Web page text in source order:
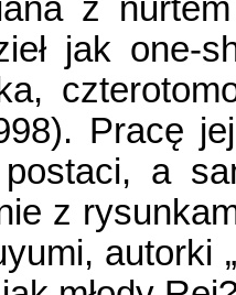
z
jak one-
Pracę
a
z
autorki